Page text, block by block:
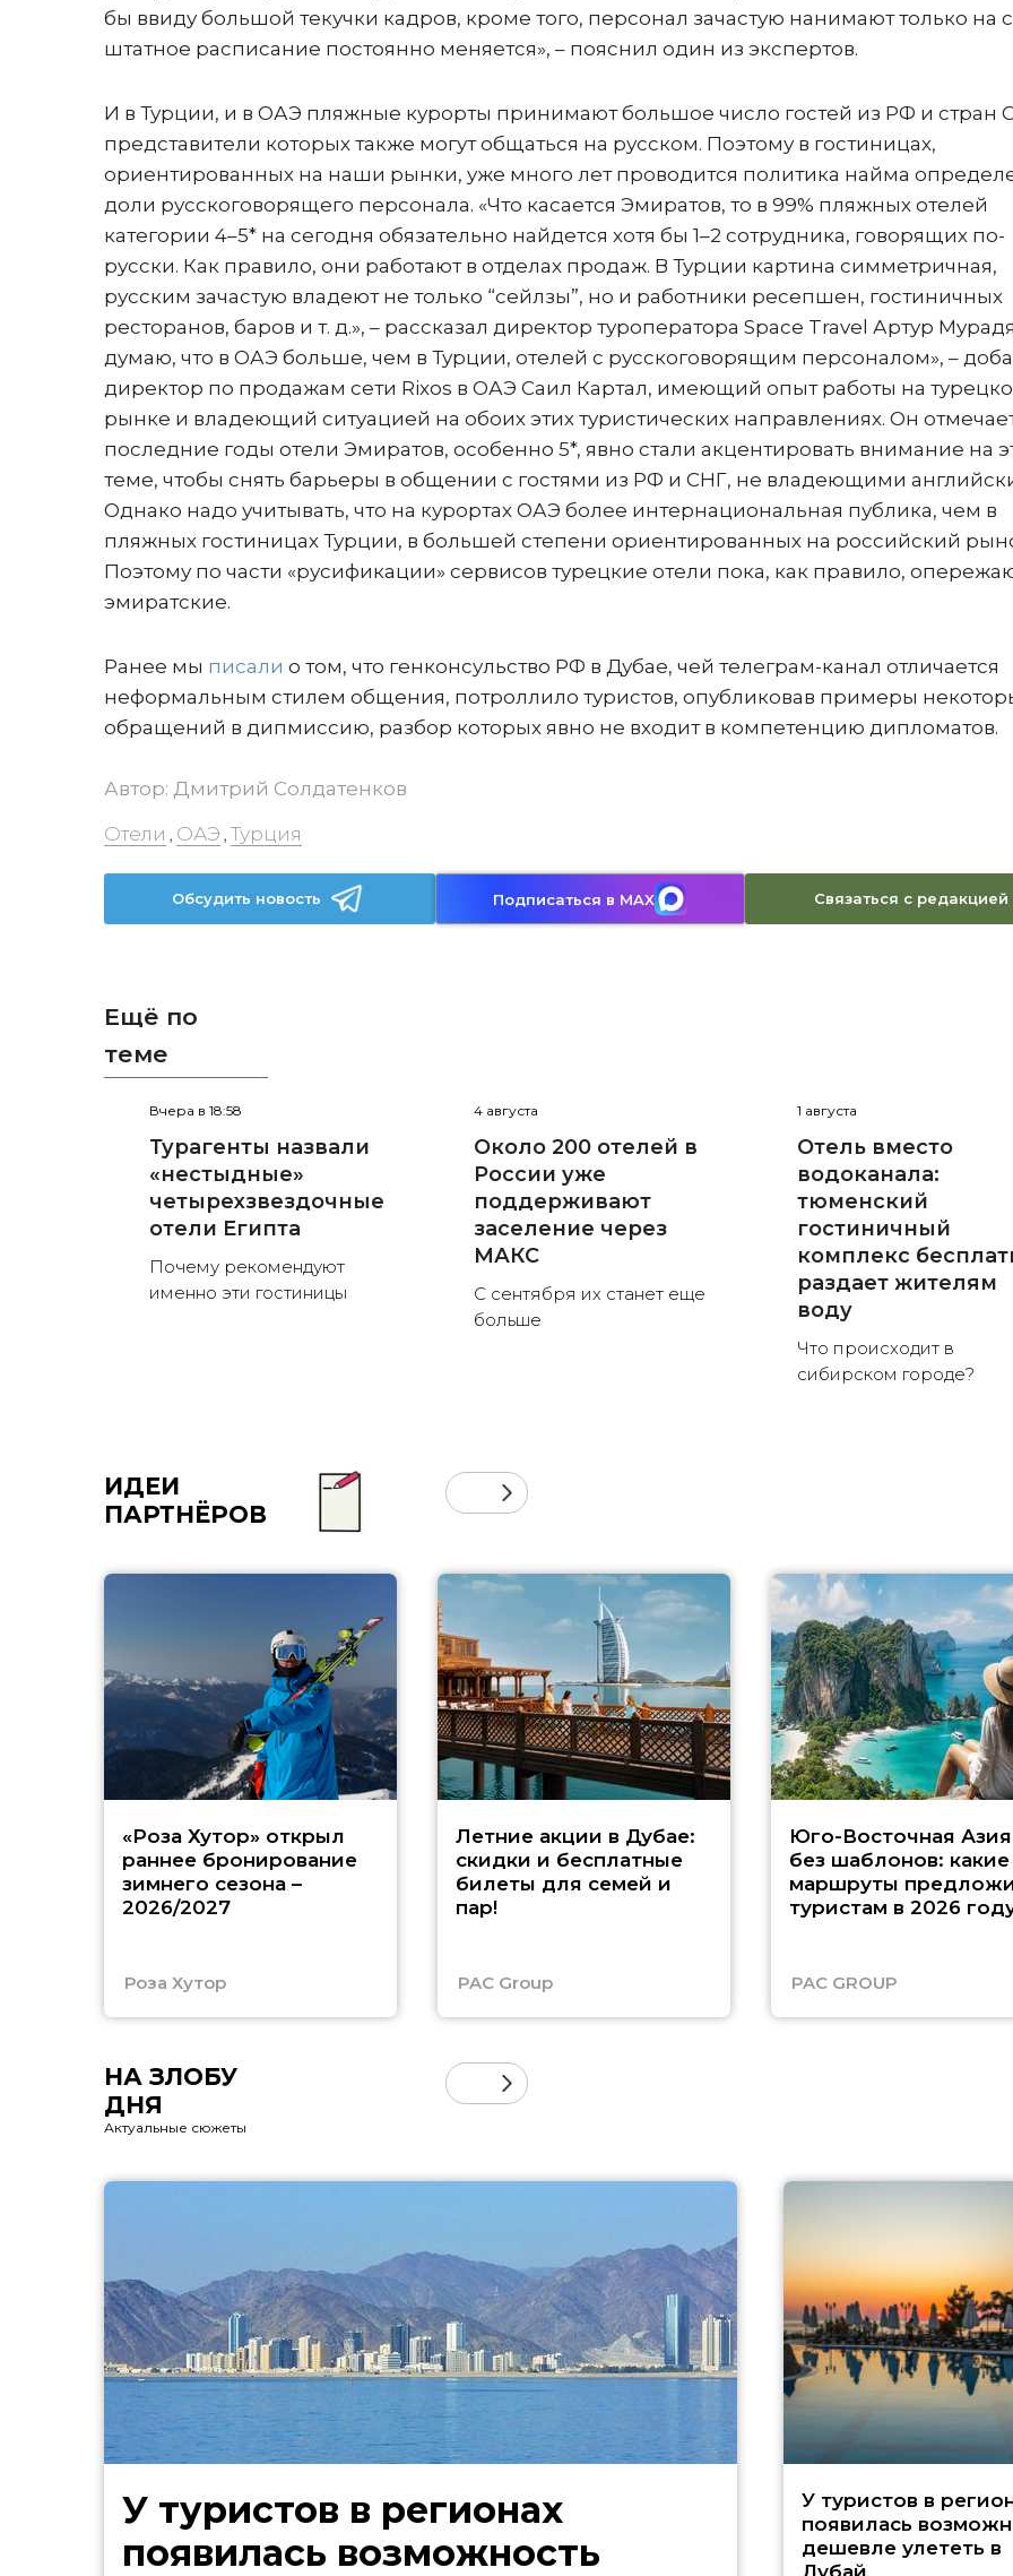
бы ввиду большой текучки кадров, кроме того, персонал зачастую нанимают только на
штатное расписание постоянно меняется», – пояснил один из экспертов.
И в Турции, и в ОАЭ пляжные курорты принимают большое число гостей из РФ и стран
представители которых также могут общаться на русском. Поэтому в гостиницах,
ориентированных на наши рынки, уже много лет проводится политика найма
доли русскоговорящего персонала. «Что касается Эмиратов, то в 99% пляжных отелей
категории 4–5* на сегодня обязательно найдется хотя бы 1–2 сотрудника, говорящих по-
русски. Как правило, они работают в отделах продаж. В Турции картина симметричная,
русским зачастую владеют не только “сейлзы”, но и работники ресепшен, гостиничных
ресторанов, баров и т. д.», – рассказал директор туроператора Space Travel Артур
думаю, что в ОАЭ больше, чем в Турции, отелей с русскоговорящим персоналом», –
директор по продажам сети Rixos в ОАЭ Саил Картал, имеющий опыт работы на
рынке и владеющий ситуацией на обоих этих туристических направлениях. Он
последние годы отели Эмиратов, особенно 5*, явно стали акцентировать внимание на
теме, чтобы снять барьеры в общении с гостями из РФ и СНГ, не владеющими
Однако надо учитывать, что на курортах ОАЭ более интернациональная публика, чем в
пляжных гостиницах Турции, в большей степени ориентированных на российский
Поэтому по части «русификации» сервисов турецкие отели пока, как правило,
эмиратские.
Ранее мы писали о том, что генконсульство РФ в Дубае, чей телеграм-канал отличается
неформальным стилем общения, потроллило туристов, опубликовав примеры
обращений в дипмиссию, разбор которых явно не входит в компетенцию дипломатов.
Автор: Дмитрий Солдатенков
Отели , ОАЭ , Турция
Обсудить новость Подписаться в MAX Связаться с редакцией
Ещё по
теме
Вчера в 18:58
Турагенты назвали
«нестыдные»
четырехзвездочные
отели Египта
Почему рекомендуют
именно эти гостиницы
4 августа
Около 200 отелей в
России уже
поддерживают
заселение через
MАКС
С сентября их станет еще
больше
1 августа
Отель вместо
водоканала:
тюменский
гостиничный
комплекс
раздает жителям
воду
Что происходит в
сибирском городе?
ИДЕИ
ПАРТНЁРОВ
«Роза Хутор» открыл
раннее бронирование
зимнего сезона –
2026/2027
Роза Хутор
Летние акции в Дубае:
скидки и бесплатные
билеты для семей и
пар!
PAC Group
Юго-Восточная Азия
без шаблонов: какие
маршруты
туристам в 2026
PAC GROUP
НА ЗЛОБУ
ДНЯ
Актуальные сюжеты
У туристов в регионах
появилась возможность
У туристов в
появилась
дешевле улететь в